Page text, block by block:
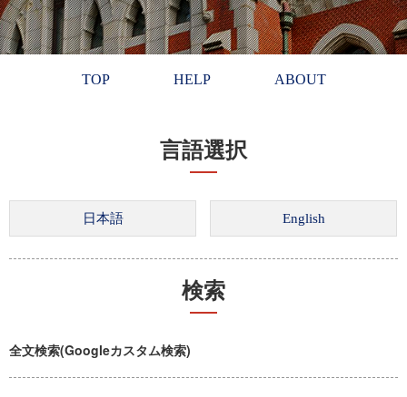
TOP HELP ABOUT
言語選択
検索
全文検索(Googleカスタム検索)